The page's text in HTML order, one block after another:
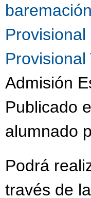
Admisión
Publicado
alumnado
Podrá
través de la